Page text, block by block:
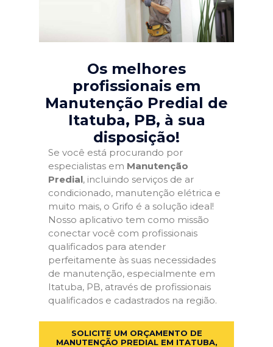
Os melhores
profissionais em
Manutenção Predial de
Itatuba, PB, à sua
disposição!
Se você está procurando por
especialistas em Manutenção
Predial, incluindo serviços de ar
condicionado, manutenção elétrica e
muito mais, o Grifo é a solução ideal!
Nosso aplicativo tem como missão
conectar você com profissionais
qualificados para atender
perfeitamente às suas necessidades
de manutenção, especialmente em
Itatuba, PB, através de profissionais
qualificados e cadastrados na região.
SOLICITE UM ORÇAMENTO DE
MANUTENÇÃO PREDIAL EM ITATUBA,